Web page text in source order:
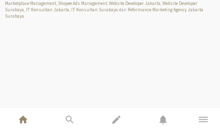
home search edit notifications dehaze
Marketplace Management Shopee Ads Management Website Developer Jakarta Website Developer
Surabaya IT Konsultan Jakarta IT Konsultan Surabaya dan Peformance Marketing Agency Jakarta
Surabaya